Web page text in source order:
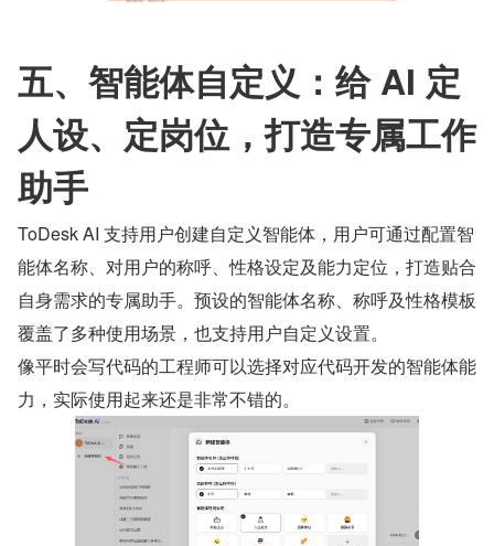
五、智能体自定义：给 AI 定
人设、定岗位，打造专属工作
助手
ToDesk AI 支持用户创建自定义智能体，用户可通过配置智
能体名称、对用户的称呼、性格设定及能力定位，打造贴合
自身需求的专属助手。预设的智能体名称、称呼及性格模板
覆盖了多种使用场景，也支持用户自定义设置。
像平时会写代码的工程师可以选择对应代码开发的智能体能
力，实际使用起来还是非常不错的。